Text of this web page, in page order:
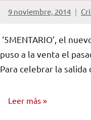
9 noviembre, 2014
No
comentarios
‘5MENTARIO’, el
puso a la venta el
Para celebrar la
Leer más